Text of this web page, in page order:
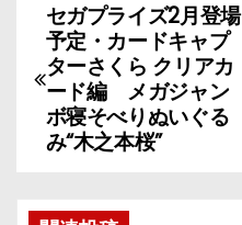
投
稿
ナ
ビ
ゲ
セガプライズ2月登場
予定・カードキャプ
ターさくら クリアカ
ード編 メガジャン
ボ寝そべりぬいぐる
み“木之本桜”